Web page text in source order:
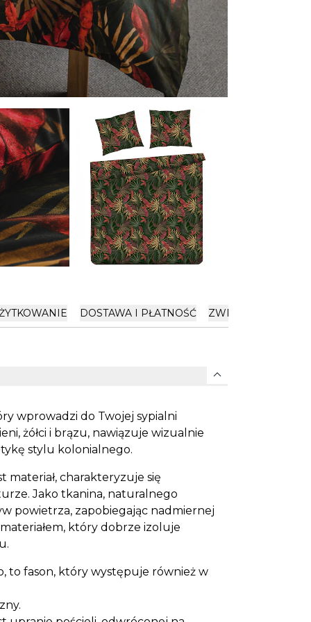
DOSTAWA I PŁATNOŚĆ ZWROTY
expand_more
wprowadzi do Twojej sypialni
żółci i brązu, nawiązuje wizualnie
stylu kolonialnego.
materiał, charakteryzuje się
Jako tkanina, naturalnego
powietrza, zapobiegając nadmiernej
który dobrze izoluje
to fason, który występuje również w